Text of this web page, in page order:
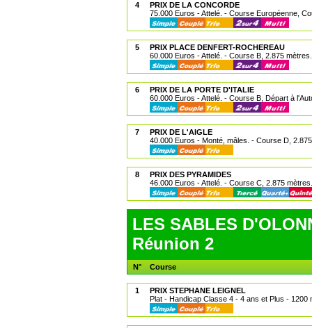
4
PRIX DE LA CONCORDE
75.000 Euros - Attelé. - Course Européenne,
5
PRIX PLACE DENFERT-ROCHEREAU
60.000 Euros - Attelé. - Course B, 2.875 mètres.
6
PRIX DE LA PORTE D'ITALIE
60.000 Euros - Attelé. - Course B, Départ à
7
PRIX DE L'AIGLE
40.000 Euros - Monté, mâles. - Course D,
8
PRIX DES PYRAMIDES
46.000 Euros - Attelé. - Course C, 2.875 mètres.
LES SABLES
Réunion 2
N° Course
1
PRIX STEPHANE LEIGNEL
Plat - Handicap Classe 4 - 4 ans et Plus - 1200